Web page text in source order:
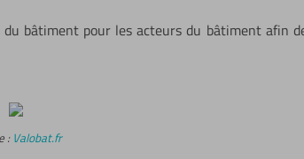
du bâtiment pour les acteurs du bâtiment afin
: Valobat.fr